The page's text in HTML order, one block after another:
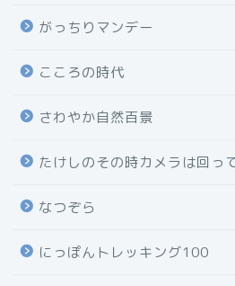
がっちりマンデー
こころの時代
さわやか自然百景
たけしのその時カメラは回っ
なつぞら
にっぽんトレッキング100